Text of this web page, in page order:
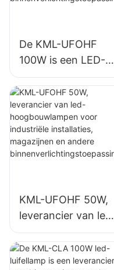
De KML-UFOHF
100W is een LED-
hoogbouwlamp,
geschikt voor
industriële
complexen,
magazijnen en
andere
KML-UFOHF 50W,
leverancier van led-
hoogbouwlampen
voor industriële
installaties,